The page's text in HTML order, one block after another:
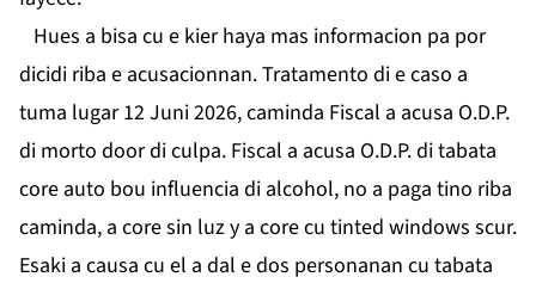
Hues a bisa cu e kier haya mas informacion pa por
dicidi riba e acusacionnan. Tratamento di e caso a
tuma lugar 12 Juni 2026, caminda Fiscal a acusa O.D.P.
di morto door di culpa. Fiscal a acusa O.D.P. di tabata
core auto bou influencia di alcohol, no a paga tino riba
caminda, a core sin luz y a core cu tinted windows scur.
Esaki a causa cu el a dal e dos personanan cu tabata